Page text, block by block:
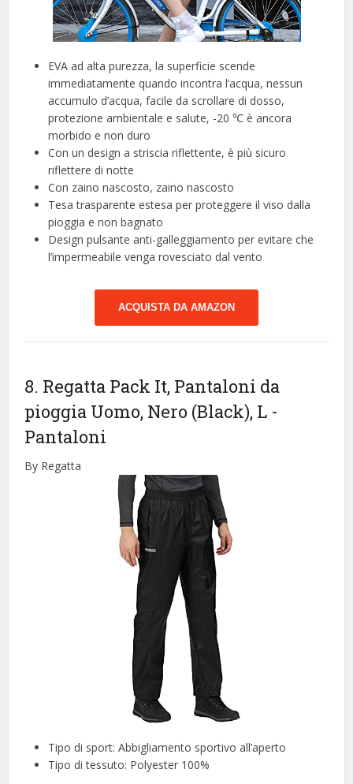
EVA ad alta purezza, la superficie scende
immediatamente quando incontra l’acqua, nessun
accumulo d’acqua, facile da scrollare di dosso,
protezione ambientale e salute, -20 ℃ è ancora
morbido e non duro
Con un design a striscia riflettente, è più sicuro
riflettere di notte
Con zaino nascosto, zaino nascosto
Tesa trasparente estesa per proteggere il viso dalla
pioggia e non bagnato
Design pulsante anti-galleggiamento per evitare che
l’impermeabile venga rovesciato dal vento
ACQUISTA DA AMAZON
8. Regatta Pack It, Pantaloni da
pioggia Uomo, Nero (Black), L -
Pantaloni
By Regatta
Tipo di sport: Abbigliamento sportivo all’aperto
Tipo di tessuto: Polyester 100%